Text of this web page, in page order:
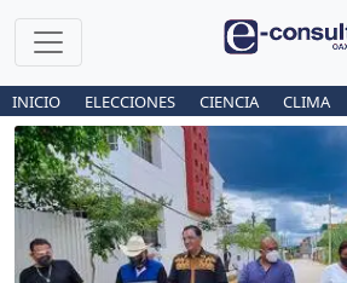
INICIO ELECCIONES CIENCIA CLIMA